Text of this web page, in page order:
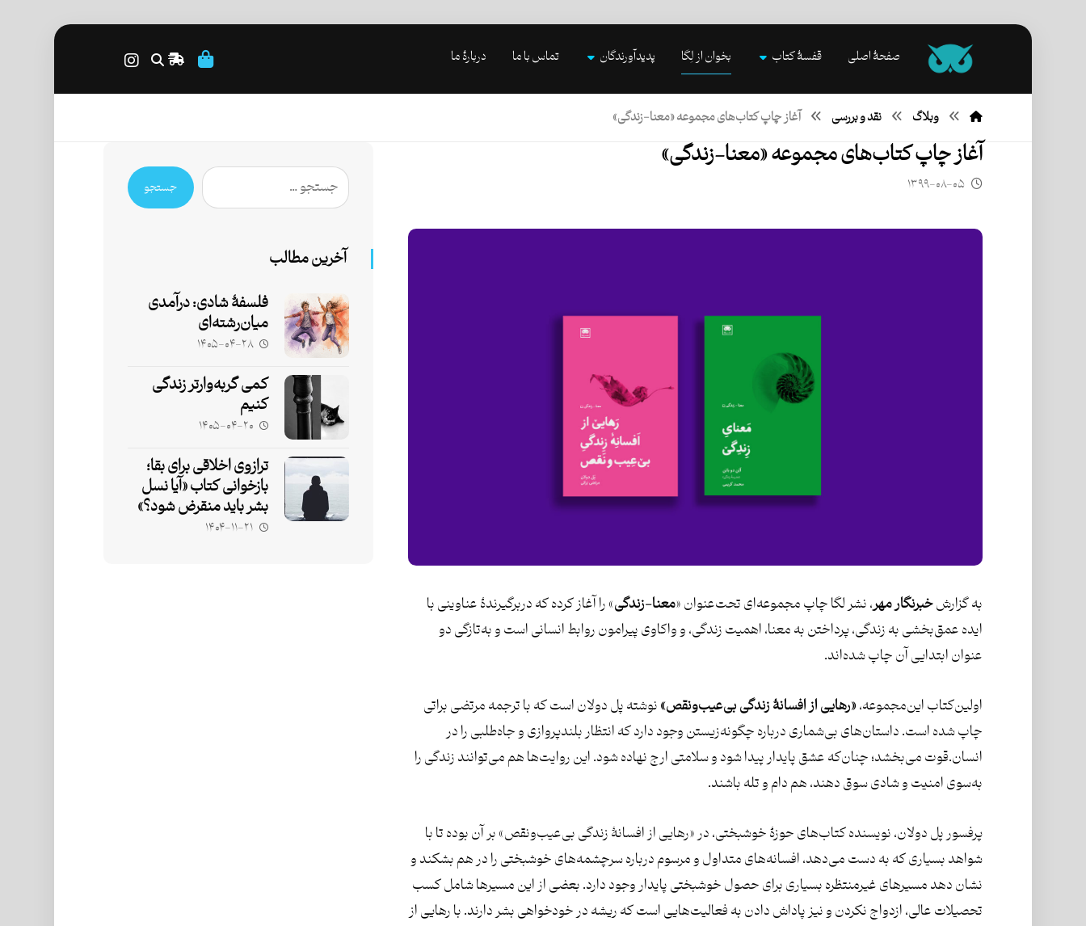
صفحۀ اصلی قفسۀ کتاب بخوان از لِگا پدیدآورندگان تماس با ما دربارۀ ما
وبلاگ نقد و بررسی آغاز چاپ کتاب‌های مجموعه «معنا-زندگی»
آغاز چاپ کتاب‌های مجموعه «معنا-زندگی»
۱۳۹۹-۰۸-۰۵
به گزارشخبرنگار مهر، نشر لگا چاپ مجموعه‌ای تحت‌عنوان «معنا-زندگی» را آغاز کرده که دربرگیرندۀ عناوینی با
ایده عمق‌بخشی به زندگی، پرداختن به معنا، اهمیت زندگی، و واکاوی پیرامون روابط انسانی است و به‌تازگی دو
عنوان ابتدایی آن چاپ شده‌اند.
اولین‌کتاب این‌مجموعه،«رهایی از افسانۀ زندگی بی‌عیب‌ونقص»نوشته پل دولان است که با ترجمه مرتضی براتی
چاپ شده است. داستان‌های بی‌شماری درباره چگونه‌زیستن وجود دارد که انتظار بلندپروازی و جاه‌طلبی را در
انسان.قوت می‌بخشد؛ چنان‌که عشق پایدار پیدا شود و سلامتی ارج نهاده شود. این روایت‌ها هم می‌توانند زندگی را
به‌سوی امنیت و شادی سوق دهند، هم دام و تله باشند.
پرفسور پل دولان، نویسنده کتاب‌های حوزۀ خوشبختی، در «رهایی از افسانۀ زندگی بی‌عیب‌ونقص» بر آن بوده تا با
شواهد بسیاری که به دست می‌دهد، افسانه‌های متداول و مرسوم درباره سرچشمه‌های خوشبختی را در هم بشکند و
نشان دهد مسیرهای غیرمنتظره بسیاری برای حصول خوشبختی پایدار وجود دارد. بعضی از این مسیرها شامل کسب
تحصیلات عالی، ازدواج نکردن و نیز پاداش دادن به فعالیت‌هایی است که ریشه در خودخواهی بشر دارند. با رهایی از
جستجو
آخرین مطالب
فلسفۀ شادی: درآمدی
میان‌رشته‌ای
۱۴۰۵-۰۴-۲۸
کمی گربه‌وارتر زندگی
کنیم
۱۴۰۵-۰۴-۲۰
ترازوی اخلاقی برای بقا؛
بازخوانی کتاب «آیا نسل
بشر باید منقرض شود؟»
۱۴۰۴-۱۱-۲۱